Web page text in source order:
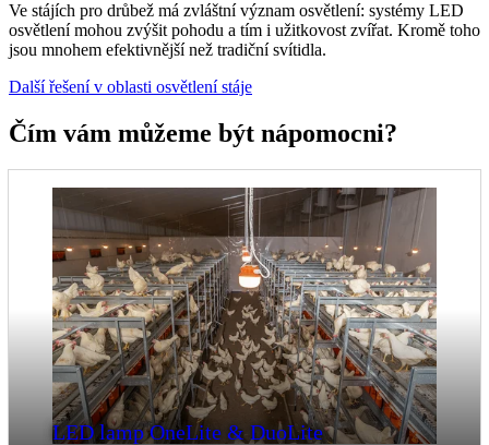
Ve stájích pro drůbež má zvláštní význam osvětlení: systémy LED
osvětlení mohou zvýšit pohodu a tím i užitkovost zvířat. Kromě toho
jsou mnohem efektivnější než tradiční svítidla.
Další řešení v oblasti osvětlení stáje
Čím vám můžeme být nápomocni?
LED lamp OneLite & DuoLite